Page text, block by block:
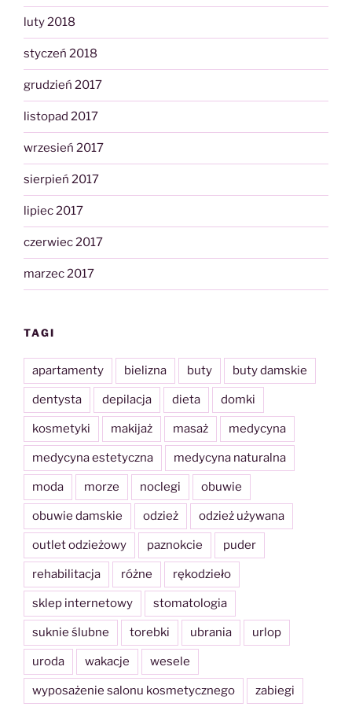
luty 2018
styczeń 2018
grudzień 2017
listopad 2017
wrzesień 2017
sierpień 2017
lipiec 2017
czerwiec 2017
marzec 2017
TAGI
apartamenty bielizna buty buty damskie
dentysta depilacja dieta domki
kosmetyki makijaż masaż medycyna
medycyna estetyczna medycyna naturalna
moda morze noclegi obuwie
obuwie damskie odzież odzież używana
outlet odzieżowy paznokcie puder
rehabilitacja różne rękodzieło
sklep internetowy stomatologia
suknie ślubne torebki ubrania urlop
uroda wakacje wesele
wyposażenie salonu kosmetycznego zabiegi